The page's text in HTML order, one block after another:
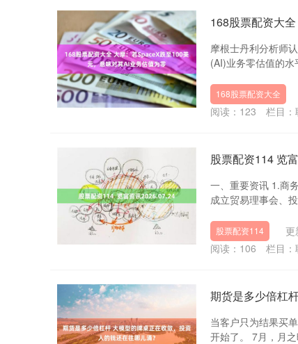
168股票配资大
摩根士丹利分析师
(AI)业务零估值的
168股票配资大全
阅读： 123 栏目：
股票配资114 览
一、重要资讯 1.商
成立贸易理事会、
股票配资114
阅读： 106 栏目：
期货是多少倍杠
当客户只为结果买
开始了。 7月，月